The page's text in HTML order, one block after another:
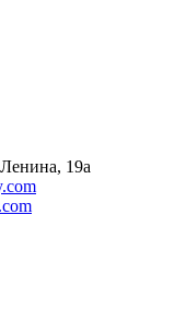
19а